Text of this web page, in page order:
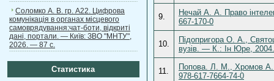
Соломко А. В. гр. А22. Цифрова
комунікація в органах місцевого
самоврядування:чат-боти, відкриті
дані, портали. — Київ: ЗВО "МНТУ",
2026. — 87 с.
Статистика
9.
Нечай А. А. Право
667-170-0
10.
Підопригора О. А.,
вузів. — К.: Ін Юре,
11.
Попова. Л. М., Хромов А.
978-617-7664-74-0